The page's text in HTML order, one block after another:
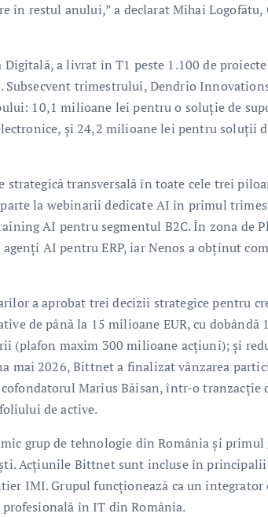
în restul anului,” a declarat Mihai
a livrat în T1 peste 1.100 de
trimestrului, Dendrio
10,1 milioane lei pentru o soluție de
și 24,2 milioane lei pentru soluții
transversală în toate cele trei
la webinarii dedicate AI în primul
AI pentru segmentul B2C. În zona de
AI pentru ERP, iar Nenos a obținut
a aprobat trei decizii strategice pentru
de până la 15 milioane EUR, cu dobândă
(plafon maxim 300 milioane acțiuni); și
mai 2026, Bittnet a finalizat vânzarea
Marius Băisan, într-o tranzacție
de active.
grup de tehnologie din România și
Acțiunile Bittnet sunt incluse în
IMI. Grupul funcționează ca un
în IT din România.